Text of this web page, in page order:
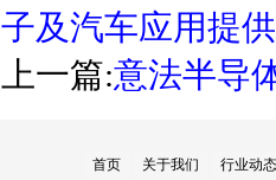
子及汽车应用提
上一篇:意法半导
首页 关于我们 行业动态